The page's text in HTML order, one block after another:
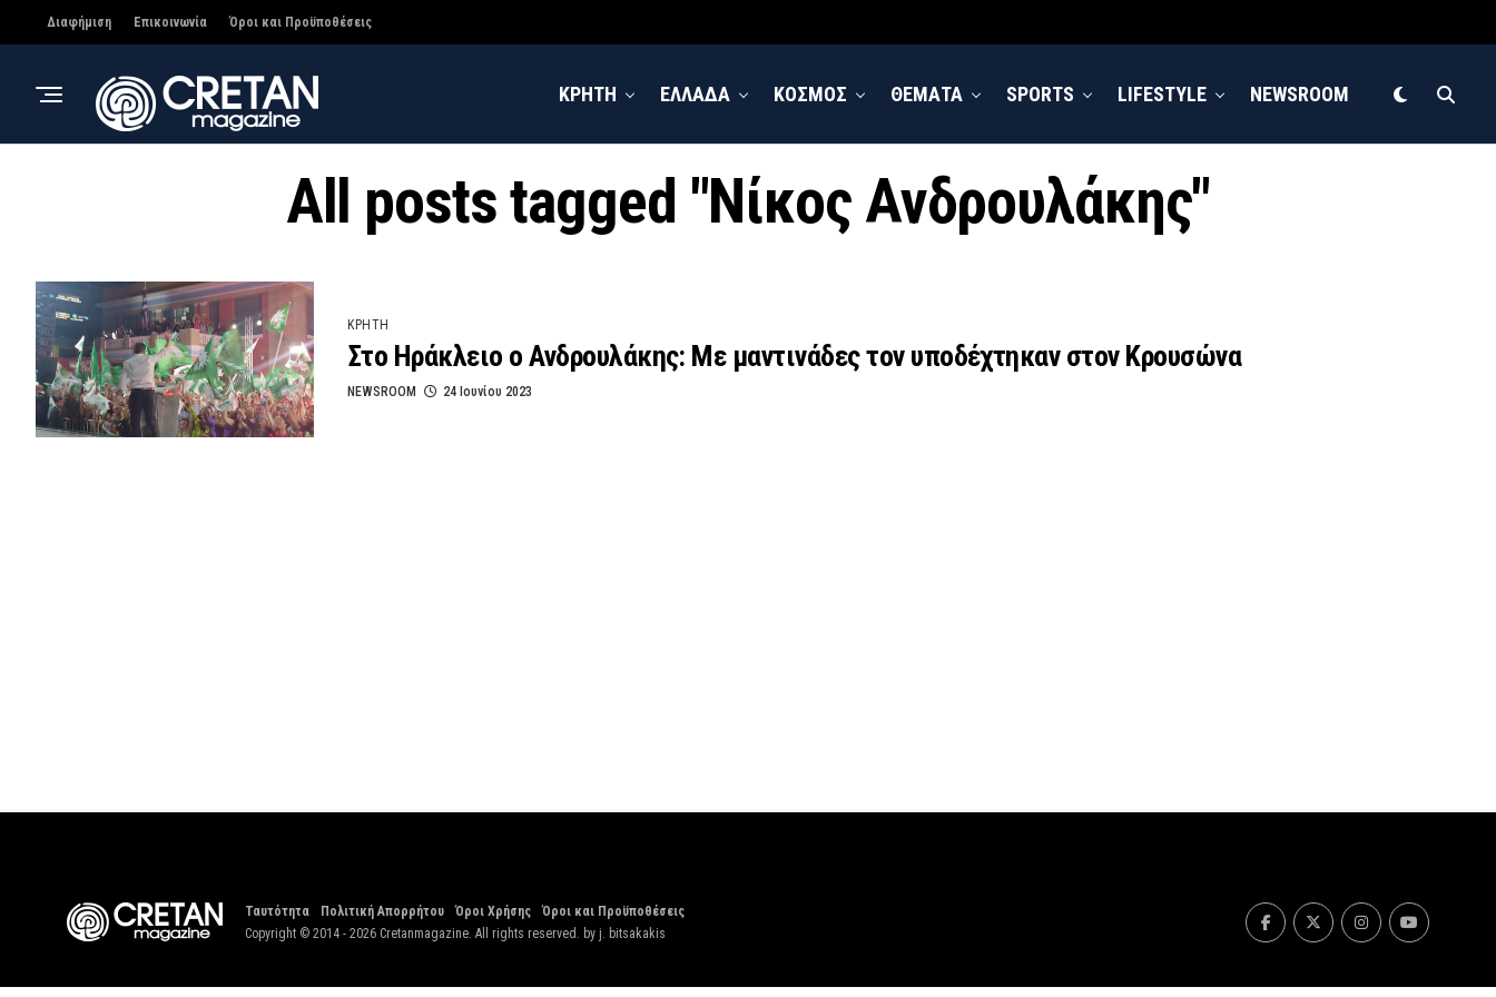
Διαφήμιση Επικοινωνία Όροι και Προϋποθέσεις
ΚΡΗΤΗ ΕΛΛΑΔΑ ΚΟΣΜΟΣ ΘΕΜΑΤΑ SPORTS LIFESTYLE NEWSROOM
All posts tagged "Νίκος Ανδρουλάκης"
ΚΡΗΤΗ
Στο Ηράκλειο ο Ανδρουλάκης: Με μαντινάδες τον υποδέχτηκαν στον Κρουσώνα
NEWSROOM 24 Ιουνίου 2023
Ταυτότητα Πολιτική Απορρήτου Όροι Χρήσης
Όροι και Προϋποθέσεις
Copyright © 2014 - 2026 Cretanmagazine. All rights reserved. by j. bitsakakis